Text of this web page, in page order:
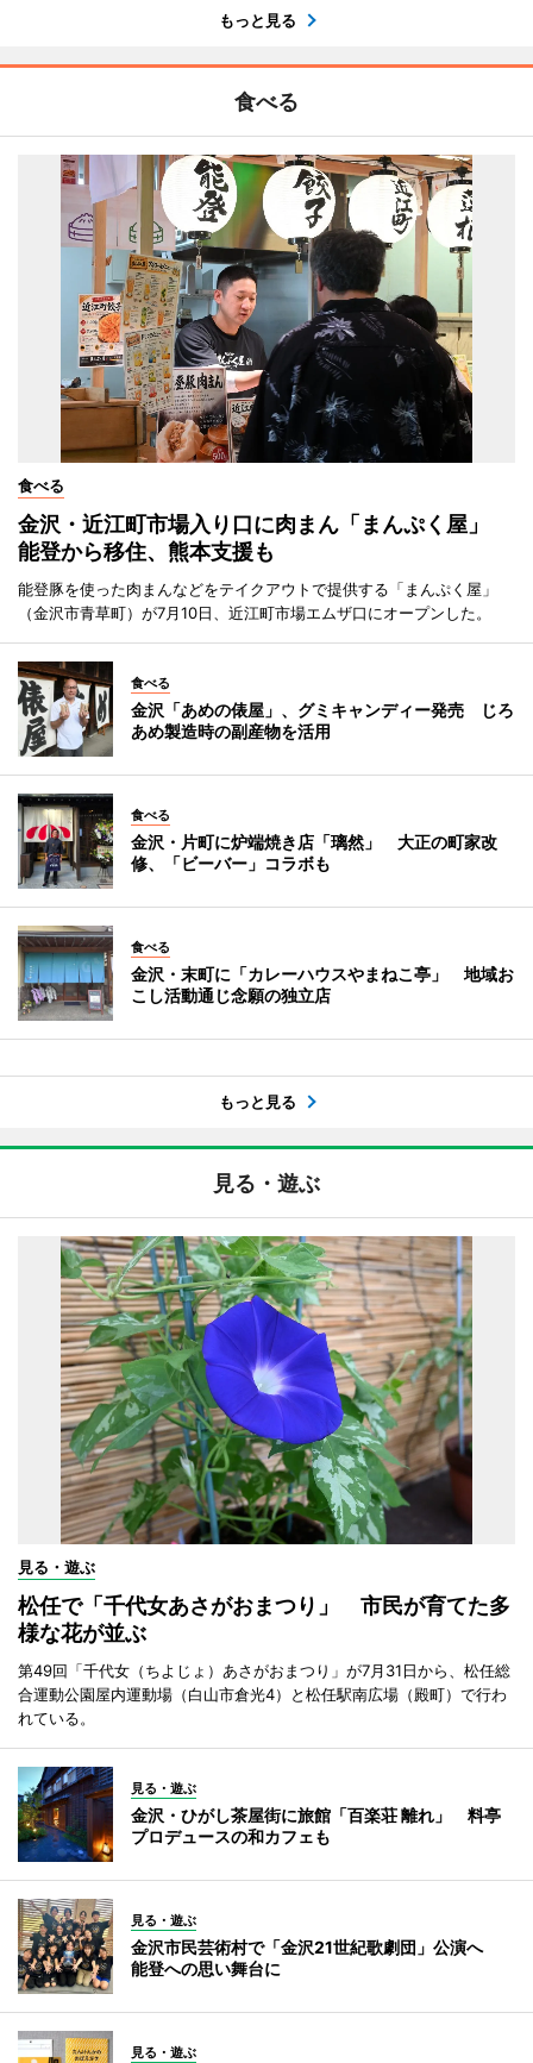
もっと見る
食べる
食べる
金沢・近江町市場入り口に肉まん「まんぷく屋」
能登から移住、熊本支援も
能登豚を使った肉まんなどをテイクアウトで提供する「まんぷく屋」
（金沢市青草町）が7月10日、近江町市場エムザ口にオープンした。
食べる
金沢「あめの俵屋」、グミキャンディー発売 じろ
あめ製造時の副産物を活用
食べる
金沢・片町に炉端焼き店「璃然」 大正の町家改
修、「ビーバー」コラボも
食べる
金沢・末町に「カレーハウスやまねこ亭」 地域お
こし活動通じ念願の独立店
もっと見る
見る・遊ぶ
見る・遊ぶ
松任で「千代女あさがおまつり」 市民が育てた多
様な花が並ぶ
第49回「千代女（ちよじょ）あさがおまつり」が7月31日から、松任総
合運動公園屋内運動場（白山市倉光4）と松任駅南広場（殿町）で行わ
れている。
見る・遊ぶ
金沢・ひがし茶屋街に旅館「百楽荘 離れ」 料亭
プロデュースの和カフェも
見る・遊ぶ
金沢市民芸術村で「金沢21世紀歌劇団」公演へ
能登への思い舞台に
見る・遊ぶ